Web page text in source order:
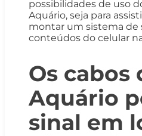
possibilidades de uso
Aquário, seja para
montar um sistema de
conteúdos do celular
Os cabos
Aquário
sinal em